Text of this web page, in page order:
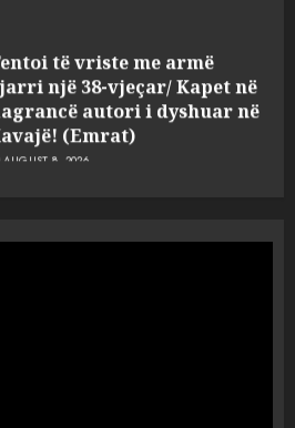
të vriste me armë
një 38-vjeçar/ Kapet në
autori i dyshuar në
(Emrat)
AUGUST 8, 2026
lokalit të Noizyt në